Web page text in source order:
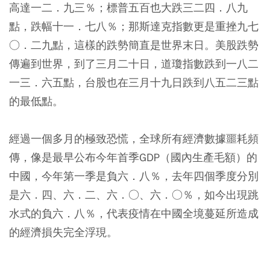
高達一二．九三％；標普五百也大跌三二四．八九
點，跌幅十一．七八％；那斯達克指數更是重挫九七
○．二九點，這樣的跌勢簡直是世界末日。美股跌勢
傳遍到世界，到了三月二十日，道瓊指數跌到一八二
一三．六五點，台股也在三月十九日跌到八五二三點
的最低點。
經過一個多月的極致恐慌，全球所有經濟數據噩耗頻
傳，像是最早公布今年首季GDP（國內生產毛額）的
中國，今年第一季是負六．八％，去年四個季度分別
是六．四、六．二、六．○、六．○％，如今出現跳
水式的負六．八％，代表疫情在中國全境蔓延所造成
的經濟損失完全浮現。